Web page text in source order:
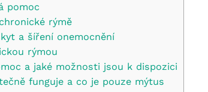
pomoc
rýmě
a šíření onemocnění
rýmou
a jaké možnosti jsou k dispozici
funguje a co je pouze mýtus